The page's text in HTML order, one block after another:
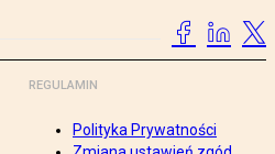
REGULAMIN
Polityka Prywatności